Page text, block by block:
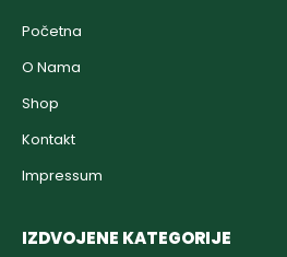
Početna
O Nama
Shop
Kontakt
Impressum
IZDVOJENE KATEGORIJE